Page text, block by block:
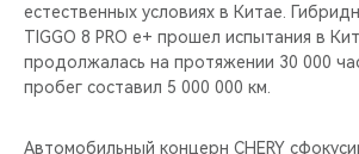
естественных условиях в Китае.
TIGGO 8 PRO e+ прошел испытания в
продолжалась на протяжении 30 000
пробег составил 5 000 000 км.
Автомобильный концерн CHERY